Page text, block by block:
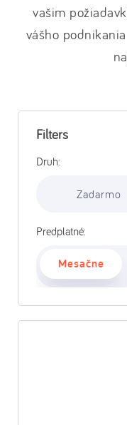
vašim
vášho
Filters
Druh:
Zadarmo
Predplatné:
Mesačne